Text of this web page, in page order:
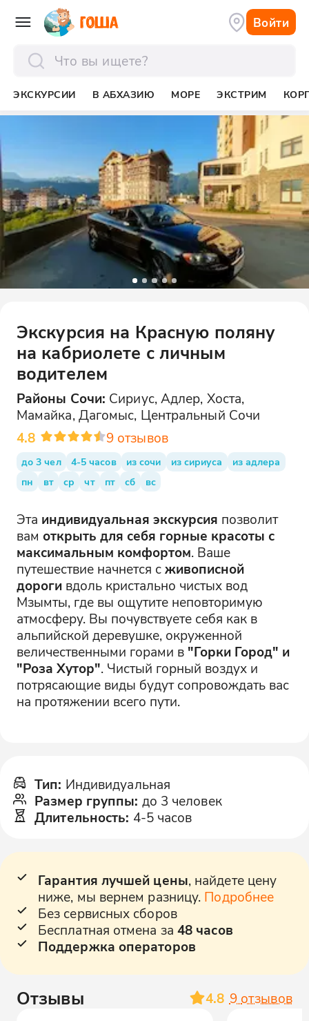
Войти
ЭКСКУРСИИ В АБХАЗИЮ МОРЕ ЭКСТРИМ
Экскурсия на Красную поляну
на кабриолете с личным
водителем
Районы Сочи: Сириус, Адлер, Хоста,
Мамайка, Дагомыс, Центральный Сочи
4.8
9 отзывов
до 3 чел 4-5 часов из сочи из сириуса
из адлера
пн
вт ср чт пт сб вс
Эта индивидуальная экскурсия позволит
вам открыть для себя горные красоты с
максимальным комфортом. Ваше
путешествие начнется с живописной
дорогивдоль кристально чистых вод
Мзымты, где вы ощутите неповторимую
атмосферу. Вы почувствуете себя как в
альпийской деревушке, окруженной
величественными горами в "Горки Город" и
"Роза Хутор". Чистый горный воздух и
потрясающие виды будут сопровождать вас
на протяжении всего пути.
Тип: Индивидуальная
Размер группы: до 3 человек
Длительность: 4-5 часов
Гарантия лучшей цены, найдете цену
ниже, мы вернем разницу. Подробнее
Без сервисных сборов
Бесплатная отмена за 48 часов
Поддержка операторов
Отзывы 4.8 9 отзывов